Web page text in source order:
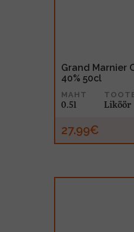
Grand Marnier
40% 50cl
MAHT
0.5l
Liköör
27.99€